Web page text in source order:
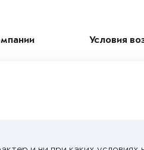
Условия